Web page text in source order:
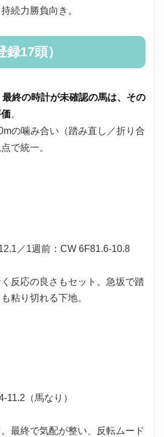
続力勝負向き。
17頭）
最終の時計が未確認の馬は、その
。
の噛み合い（踏み直し／折り合
で統一。
／1週前：CW 6F81.6-10.8
反応の良さもセット。急坂で踏
粘り切れる下地。
11.2（馬なり）
最終で気配が整い、反転ムード